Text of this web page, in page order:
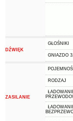
DŹWIĘK
GŁOŚNIKI
GNIAZDO
ZASILANIE
RODZAJ